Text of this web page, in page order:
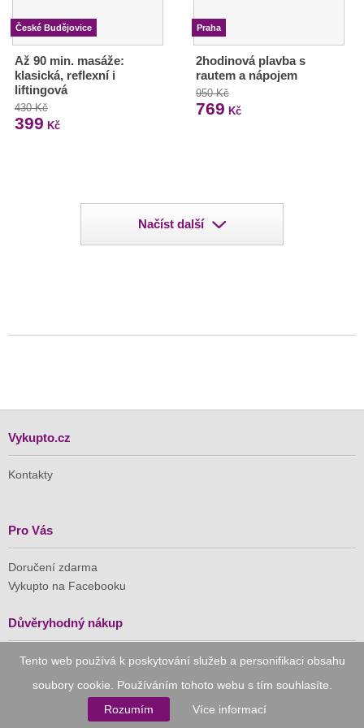
Tento web používá k poskytování služeb a personifikaci obsahu
soubory cookie. Používáním tohoto webu s tím souhlasíte.
Rozumím
Více informací
České Budějovice
Až 90 min. masáže:
klasická, reflexní i
liftingová
430 Kč
399 Kč
Praha
2hodinová plavba s
rautem a nápojem
950 Kč
769 Kč
Načíst další
Vykupto.cz
Kontakty
Pro Vás
Doručení zdarma
Vykupto na Facebooku
Důvěryhodný nákup
Naše společnost je členem Asociace pro elektronickou